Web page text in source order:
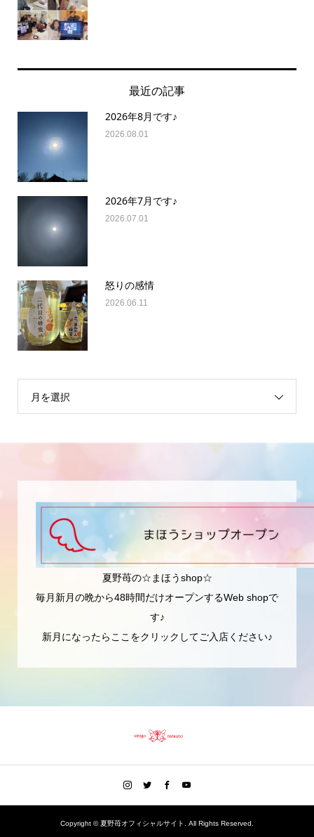
最近の記事
2026年8月です♪
2026.08.01
2026年7月です♪
2026.07.01
怒りの感情
2026.06.11
月を選択
夏野苺の☆まほうshop☆
毎月新月の晩から48時間だけオープンするWeb shopで
す♪
新月になったらここをクリックしてご入店ください♪
Copyright ©夏野苺オフィシャルサイト. All Rights Reserved.